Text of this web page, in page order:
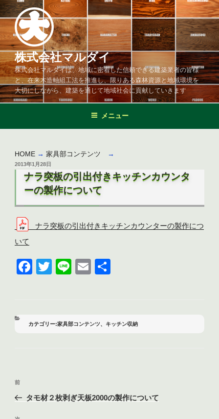
コ
ン
テ
ン
ツ
へ
ス
キ
ッ
株式会社マルダイ
株式会社マルダイは、地域に密着した信頼できる建築業者の皆様
と、在来木造軸組工法を推進し、限りある森林資源と地域環境を
大切にしながら、建築を通じて地域社会に貢献していきます
メニュー
HOME → 家具部コンテンツ →
投
2013年1月28日
ナラ突板の引出付きキッチンカウンタ
ーの製作について
ナラ突板の引出付きキッチンカウンターの製作につ
いて
F
b
T
Li
E
カ
家具部コンテンツ、 キッチン収納
投
ナ
前
の
前
タモ材２枚剥ぎ天板2000の製作について